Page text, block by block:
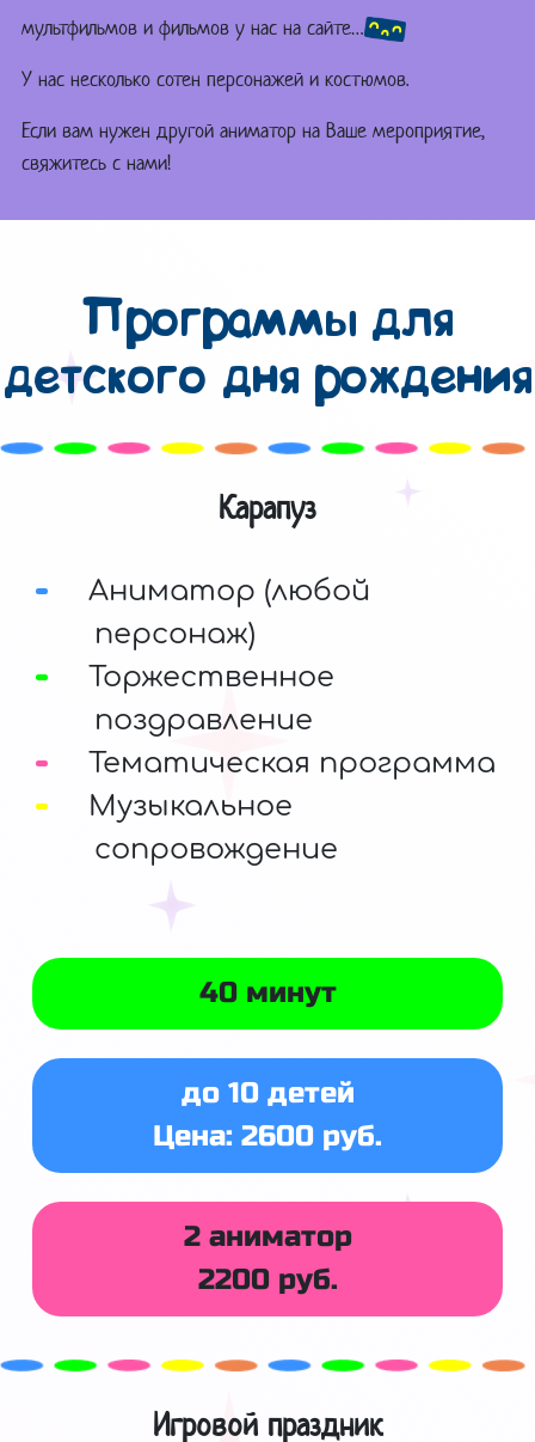
мультфильмов и фильмов у нас на сайте…
У нас несколько сотен персонажей и костюмов.
Если вам нужен другой аниматор на Ваше мероприятие,
свяжитесь с нами!
Программы для
детского дня рождения
Карапуз
Аниматор (любой
персонаж)
Торжественное
поздравление
Тематическая программа
Музыкальное
сопровождение
40 минут
до 10 детей
Цена: 2600 руб.
2 аниматор
2200 руб.
Игровой праздник